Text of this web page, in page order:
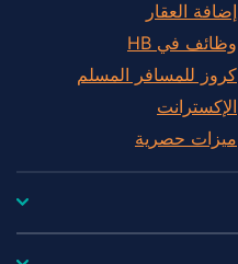
إضافة العقار
وظائف في HB
كروز للمسافر المسلم
الإكسترانت
ميزات حصرية